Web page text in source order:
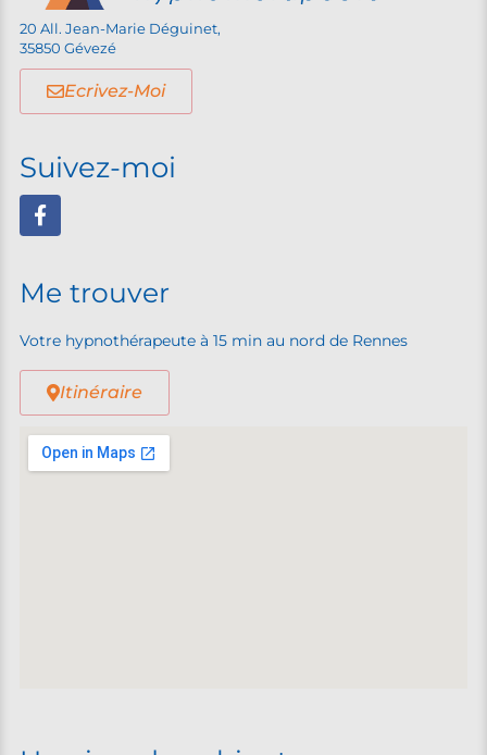
20 All. Jean-Marie Déguinet,
35850 Gévezé
Ecrivez-Moi
Suivez-moi
Me trouver
Votre hypnothérapeute à 15 min au nord de Rennes
Itinéraire